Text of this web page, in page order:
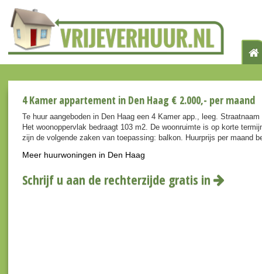
4 Kamer appartement in Den Haag € 2.000,- per maand
Te huur aangeboden in Den Haag een 4 Kamer app., leeg.
Het woonoppervlak bedraagt 103 m2. De woonruimte is op korte
zijn de volgende zaken van toepassing: balkon. Huurprijs per maand
Meer huurwoningen in Den Haag
Schrijf u aan de rechterzijde gratis in